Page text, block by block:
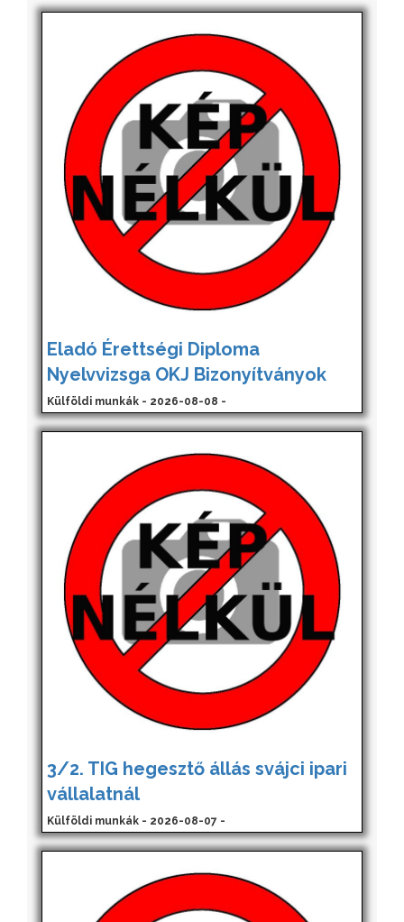
Eladó Érettségi Diploma
Nyelvvizsga OKJ Bizonyítványok
Külföldi munkák - 2026-08-08 -
3/2. TIG hegesztő állás svájci ipari
vállalatnál
Külföldi munkák - 2026-08-07 -